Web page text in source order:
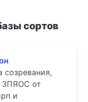
сортов
созревания,
ЗПЯОС от
и